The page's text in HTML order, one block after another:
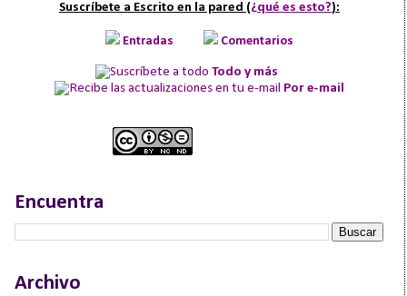
Suscríbete a Escrito en la pared (¿qué es esto?):
Entradas Comentarios
Todo y más
Por e-mail
Encuentra
Archivo